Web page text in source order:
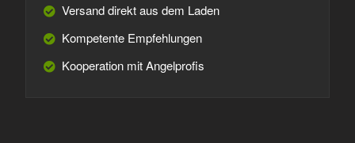
Versand direkt aus dem Laden
Kompetente Empfehlungen
Kooperation mit Angelprofis